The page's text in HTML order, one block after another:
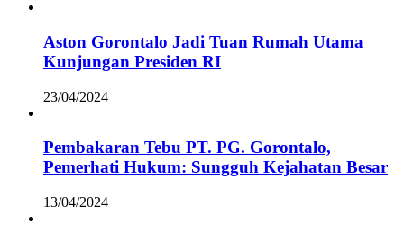
Aston Gorontalo Jadi Tuan Rumah Utama
Kunjungan Presiden RI
23/04/2024
Pembakaran Tebu PT. PG. Gorontalo,
Pemerhati Hukum: Sungguh Kejahatan Besar
13/04/2024